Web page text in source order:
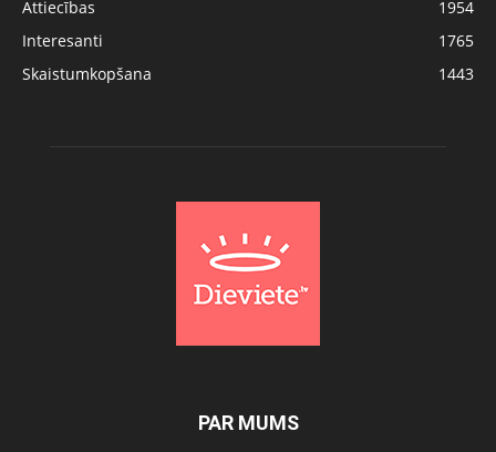
Attiecības
1954
Interesanti
1765
Skaistumkopšana
1443
PAR MUMS